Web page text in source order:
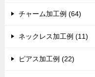
チャーム加工例 (64)
ネックレス加工例 (11)
ピアス加工例 (22)